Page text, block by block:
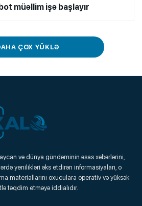
müəllim işə başlayır
ÇOX YÜKLƏ
Platforma
və dünya gündəminin əsas xəbərlərini,
yenilikləri əks etdirən informasiyaları, o
materiallarını oxuculara operativ və yüksək
təqdim etməyə iddialıdır.